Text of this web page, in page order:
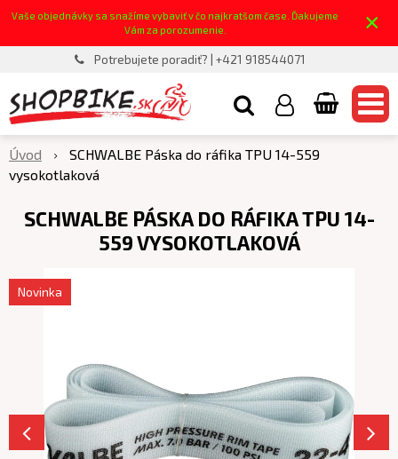
Vaše objednávky sa snažíme vybaviť v čo najkratšom čase. Ďakujeme
Vám za porozumenie.
×
Potrebujete poradiť? | +421 918544071
Úvod
SCHWALBE Páska do ráfika TPU 14-559
vysokotlaková
SCHWALBE PÁSKA DO RÁFIKA TPU 14-
559 VYSOKOTLAKOVÁ
Novinka